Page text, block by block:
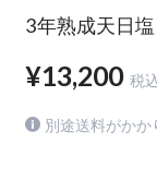
3年熟成天日
¥13,200 税
別途送料がかか